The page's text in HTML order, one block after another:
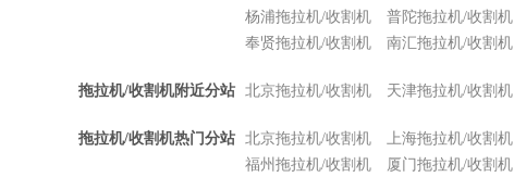
杨浦拖拉机/收割机
普陀拖拉机/收割机
奉贤拖拉机/收割机
南汇拖拉机/收割机
拖拉机/收割机附近分站 北京拖拉机/收割机 天津拖拉机/收割机
拖拉机/收割机热门分站 北京拖拉机/收割机 上海拖拉机/收割机
福州拖拉机/收割机
厦门拖拉机/收割机